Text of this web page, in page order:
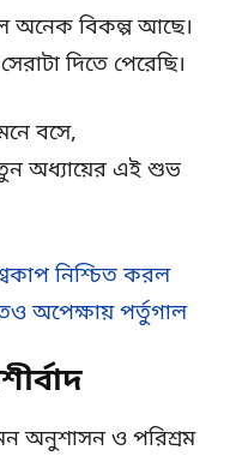
অনেক বিকল্প আছে।
দিতে পেরেছি।
বসে,
অধ্যায়ের এই শুভ
নিশ্চিত করল
অপেক্ষায় পর্তুগাল
অনুশাসন ও পরিশ্রম